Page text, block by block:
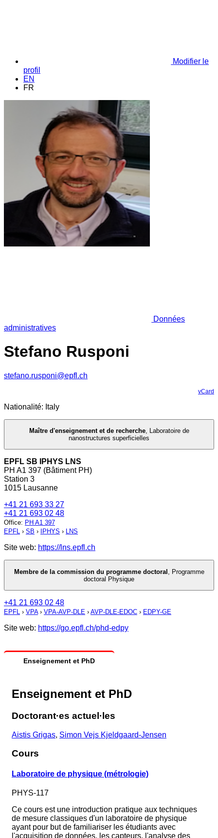
Modifier le
profil
EN
FR
Données
administratives
Stefano Rusponi
stefano.rusponi@epfl.ch
vCard
Nationalité: Italy
Maître d'enseignement et de recherche, Laboratoire de
nanostructures superficielles
EPFL SB IPHYS LNS
PH A1 397 (Bâtiment PH)
Station 3
1015 Lausanne
+41 21 693 33 27
+41 21 693 02 48
Office: PH A1 397
EPFL › SB › IPHYS › LNS
Site web: https://lns.epfl.ch
Membre de la commission du programme doctoral
Programme
doctoral Physique
+41 21 693 02 48
EPFL › VPA› VPA-AVP-DLE › AVP-DLE-EDOC › EDPY-GE
Site web: https://go.epfl.ch/phd-edpy
Enseignement et PhD
Enseignement et PhD
Doctorant·es actuel·les
Aistis Grigas, Simon Vejs Kjeldgaard-Jensen
Cours
Laboratoire de physique (métrologie)
PHYS-117
Ce cours est une introduction pratique aux techniques
de mesure classiques d'un laboratoire de physique
ayant pour but de familiariser les étudiants avec
l'acquisition de données, les capteurs, l'analyse des